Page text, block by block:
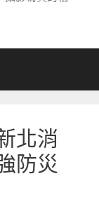
北消
防災